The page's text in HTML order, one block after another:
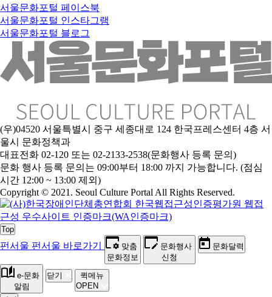
서울문화포털 페이스북
서울문화포털 인스타그램
서울문화포털 블로그
(우)04520 서울특별시 중구 세종대로 124 한국프레스센터 4층 서
울시 문화정책과
대표전화 02-120 또는 02-2133-2538(문화행사 등록 문의)
문화 행사 등록 문의는 09:00부터 18:00 까지 가능합니다. (점심
시간 12:00 ~ 13:00 제외)
Copyright © 2021. Seoul Culture Portal All Rights Reserved.
Top
펀서울 펀서울 바로가기
맞춤
문화정보
문화행사
신청
문화달력
e-문화
알림
닫기
퀵메뉴
OPEN